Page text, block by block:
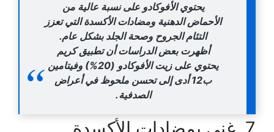
يحتوي الأفوكادو على نسبة عالية من
الأحماض الدهنية ومضادات الأكسدة التي تعزز
التئام الجروح وصحة الجلد بشكل عام.
أظهرت بعض الدراسات أن تطبيق كريم
يحتوي على زيت الأفوكادو (20%) وفيتامين
ب12 أدى إلى تحسن ملحوظ في أعراض
الصدفية.